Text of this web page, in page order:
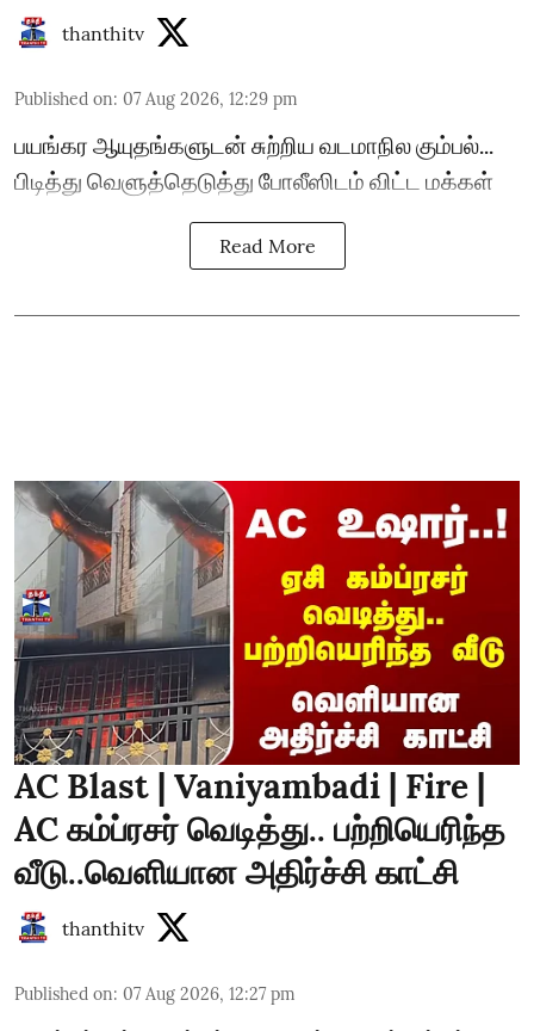
thanthitv
Published on: 07 Aug 2026, 12:29 pm
பயங்கர ஆயுதங்களுடன் சுற்றிய வடமாநில கும்பல்...
பிடித்து வெளுத்தெடுத்து போலீஸிடம் விட்ட மக்கள்
Read More
AC Blast | Vaniyambadi | Fire |
AC கம்ப்ரசர் வெடித்து.. பற்றியெரிந்த
வீடு..வெளியான அதிர்ச்சி காட்சி
thanthitv
Published on: 07 Aug 2026, 12:27 pm